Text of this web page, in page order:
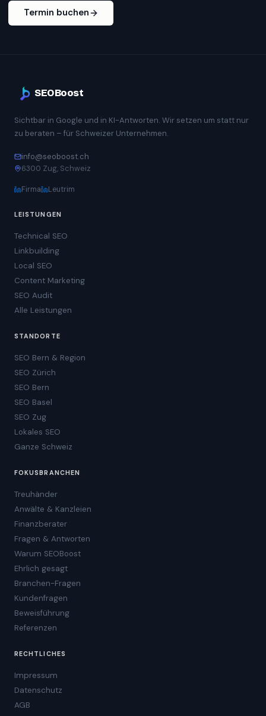
Termin buchen
SEOBoost
Sichtbar in Google und in KI-Antworten. Wir setzen um statt nur
zu beraten – für Schweizer Unternehmen.
info@seoboost.ch
6300 Zug, Schweiz
Firma Leutrim
LEISTUNGEN
Technical SEO
Linkbuilding
Local SEO
Content Marketing
SEO Audit
Alle Leistungen
STANDORTE
SEO Bern & Region
SEO Zürich
SEO Bern
SEO Basel
SEO Zug
Lokales SEO
Ganze Schweiz
FOKUSBRANCHEN
Treuhänder
Anwälte & Kanzleien
Finanzberater
Fragen & Antworten
Warum SEOBoost
Ehrlich gesagt
Branchen-Fragen
Kundenfragen
Beweisführung
Referenzen
RECHTLICHES
Impressum
Datenschutz
AGB